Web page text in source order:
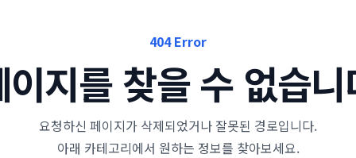
404 Error
이지를 찾을 수 없습
요청하신 페이지가 삭제되었거나 잘못된 경로입니다.
아래 카테고리에서 원하는 정보를 찾아보세요.